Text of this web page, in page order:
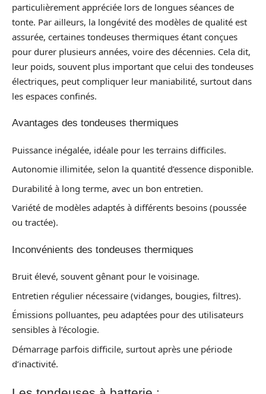
particulièrement appréciée lors de longues séances de
tonte. Par ailleurs, la longévité des modèles de qualité est
assurée, certaines tondeuses thermiques étant conçues
pour durer plusieurs années, voire des décennies. Cela dit,
leur poids, souvent plus important que celui des tondeuses
électriques, peut compliquer leur maniabilité, surtout dans
les espaces confinés.
Avantages des tondeuses thermiques
Puissance inégalée, idéale pour les terrains difficiles.
Autonomie illimitée, selon la quantité d’essence disponible.
Durabilité à long terme, avec un bon entretien.
Variété de modèles adaptés à différents besoins (poussée
ou tractée).
Inconvénients des tondeuses thermiques
Bruit élevé, souvent gênant pour le voisinage.
Entretien régulier nécessaire (vidanges, bougies, filtres).
Émissions polluantes, peu adaptées pour des utilisateurs
sensibles à l’écologie.
Démarrage parfois difficile, surtout après une période
d’inactivité.